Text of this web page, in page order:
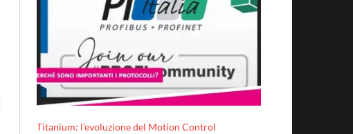
Titanium: l’evoluzione del Motion Control